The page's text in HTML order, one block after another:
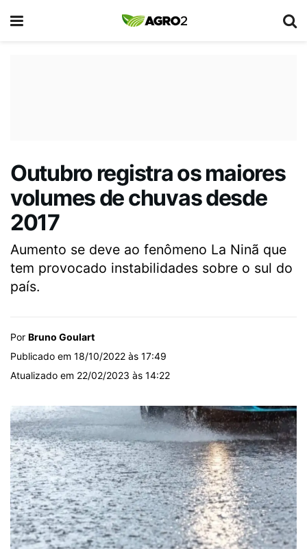
Outubro registra os maiores
volumes de chuvas desde
2017
Aumento se deve ao fenômeno La Ninã que
tem provocado instabilidades sobre o sul do
país.
Por Bruno Goulart
Publicado em 18/10/2022 às 17:49
Atualizado em 22/02/2023 às 14:22